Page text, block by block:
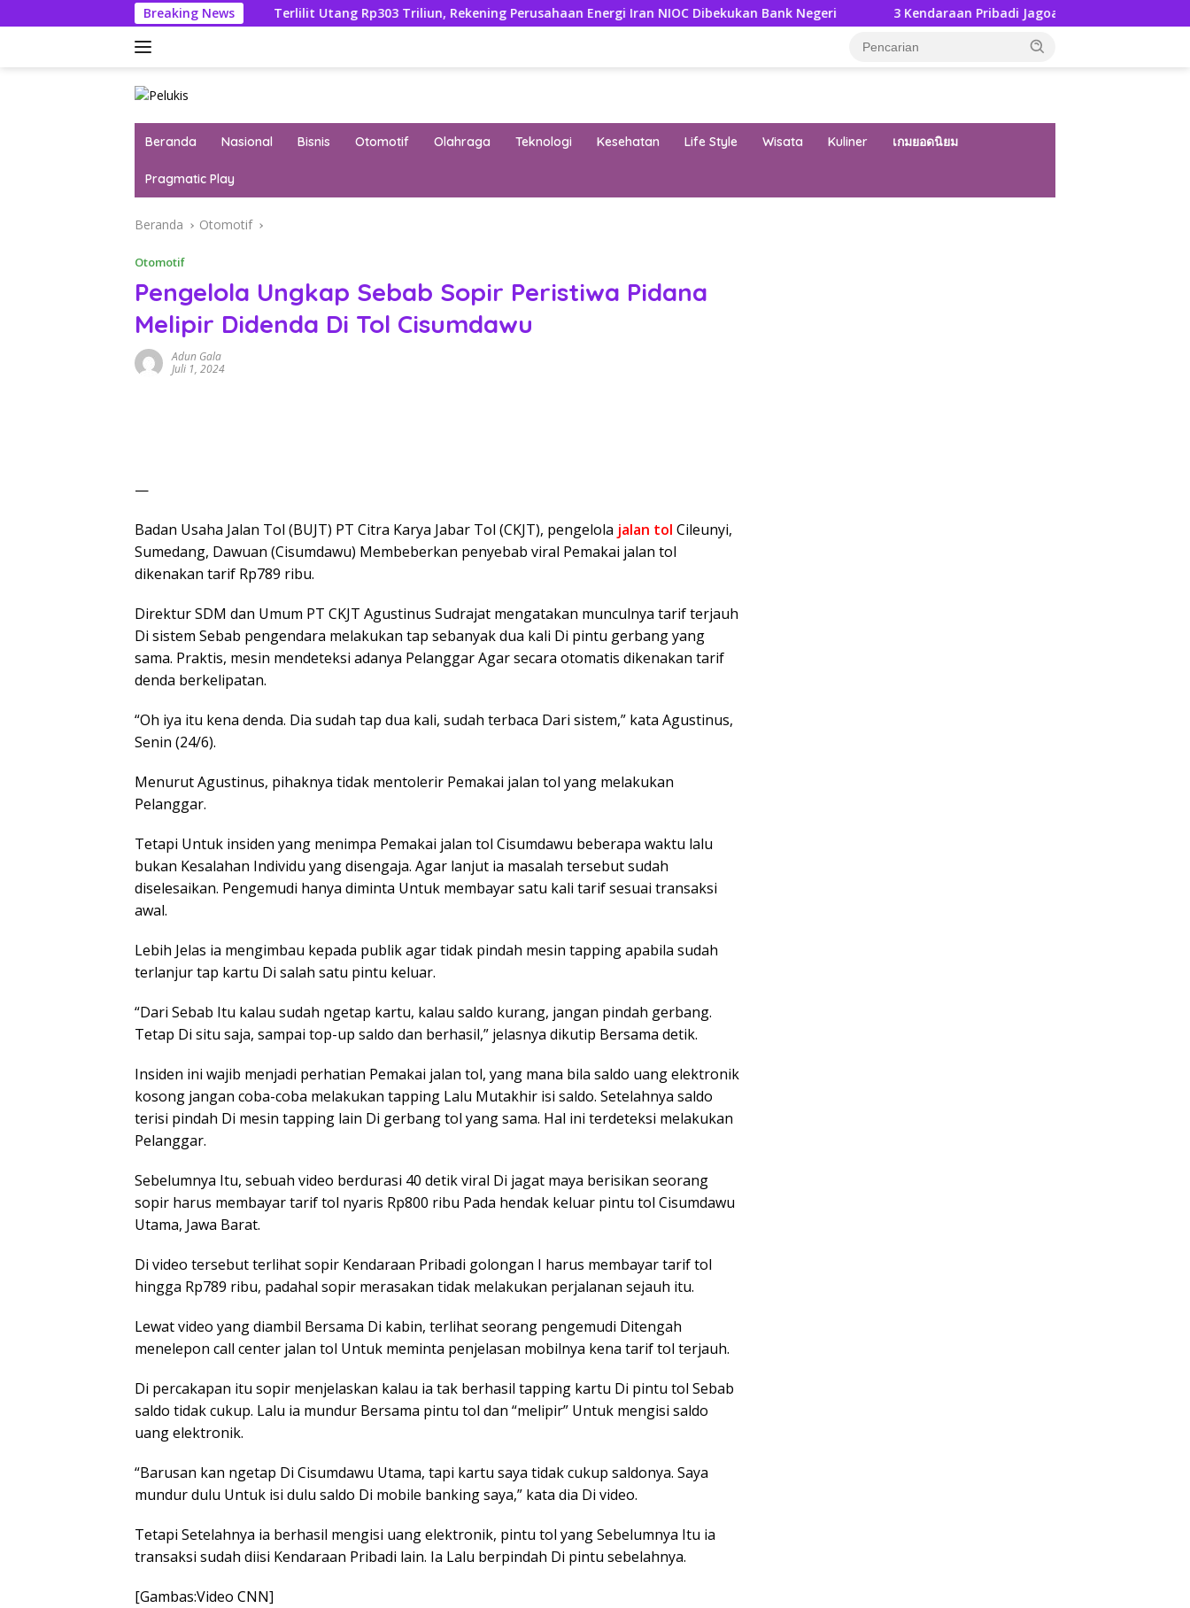
ke
Breaking News
Terlilit Utang Rp303 Triliun, Rekening Perusahaan Energi Iran NIOC Dibekukan Bank Negeri 3 Kendaraan Pribadi Jagoan Suzuki Bisa Dijajal Langsung Di
Beranda Nasional Bisnis Otomotif Olahraga Teknologi Kesehatan Life Style Wisata Kuliner เกมยอดนิยม
Pragmatic Play
Beranda Otomotif
Otomotif
Pengelola Ungkap Sebab Sopir Peristiwa Pidana
Melipir Didenda Di Tol Cisumdawu
Adun Gala
Juli 1, 2024
—
Badan Usaha Jalan Tol (BUJT) PT Citra Karya Jabar Tol (CKJT), pengelola jalan tol Cileunyi,
Sumedang, Dawuan (Cisumdawu) Membeberkan penyebab viral Pemakai jalan tol
dikenakan tarif Rp789 ribu.
Direktur SDM dan Umum PT CKJT Agustinus Sudrajat mengatakan munculnya tarif terjauh
Di sistem Sebab pengendara melakukan tap sebanyak dua kali Di pintu gerbang yang
sama. Praktis, mesin mendeteksi adanya Pelanggar Agar secara otomatis dikenakan tarif
denda berkelipatan.
“Oh iya itu kena denda. Dia sudah tap dua kali, sudah terbaca Dari sistem,” kata Agustinus,
Senin (24/6).
Menurut Agustinus, pihaknya tidak mentolerir Pemakai jalan tol yang melakukan
Pelanggar.
Tetapi Untuk insiden yang menimpa Pemakai jalan tol Cisumdawu beberapa waktu lalu
bukan Kesalahan Individu yang disengaja. Agar lanjut ia masalah tersebut sudah
diselesaikan. Pengemudi hanya diminta Untuk membayar satu kali tarif sesuai transaksi
awal.
Lebih Jelas ia mengimbau kepada publik agar tidak pindah mesin tapping apabila sudah
terlanjur tap kartu Di salah satu pintu keluar.
“Dari Sebab Itu kalau sudah ngetap kartu, kalau saldo kurang, jangan pindah gerbang.
Tetap Di situ saja, sampai top-up saldo dan berhasil,” jelasnya dikutip Bersama detik.
Insiden ini wajib menjadi perhatian Pemakai jalan tol, yang mana bila saldo uang elektronik
kosong jangan coba-coba melakukan tapping Lalu Mutakhir isi saldo. Setelahnya saldo
terisi pindah Di mesin tapping lain Di gerbang tol yang sama. Hal ini terdeteksi melakukan
Pelanggar.
Sebelumnya Itu, sebuah video berdurasi 40 detik viral Di jagat maya berisikan seorang
sopir harus membayar tarif tol nyaris Rp800 ribu Pada hendak keluar pintu tol Cisumdawu
Utama, Jawa Barat.
Di video tersebut terlihat sopir Kendaraan Pribadi golongan I harus membayar tarif tol
hingga Rp789 ribu, padahal sopir merasakan tidak melakukan perjalanan sejauh itu.
Lewat video yang diambil Bersama Di kabin, terlihat seorang pengemudi Ditengah
menelepon call center jalan tol Untuk meminta penjelasan mobilnya kena tarif tol terjauh.
Di percakapan itu sopir menjelaskan kalau ia tak berhasil tapping kartu Di pintu tol Sebab
saldo tidak cukup. Lalu ia mundur Bersama pintu tol dan “melipir” Untuk mengisi saldo
uang elektronik.
“Barusan kan ngetap Di Cisumdawu Utama, tapi kartu saya tidak cukup saldonya. Saya
mundur dulu Untuk isi dulu saldo Di mobile banking saya,” kata dia Di video.
Tetapi Setelahnya ia berhasil mengisi uang elektronik, pintu tol yang Sebelumnya Itu ia
transaksi sudah diisi Kendaraan Pribadi lain. Ia Lalu berpindah Di pintu sebelahnya.
[Gambas:Video CNN]